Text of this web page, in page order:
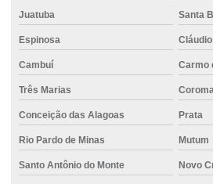
Concreto para estruturas pré-moldadas
Concreto com fibra
Concreto com fibra de polipropileno
Concreto com fibra de vidro
Concreto para fundação
Concreto para fundação traço
Juatuba Santa
Espinosa Cláudio
Cambuí Carmo
Três Marias
Conceição das Alagoas Prata
Rio Pardo de Minas Mutum
Santo Antônio do Monte Novo